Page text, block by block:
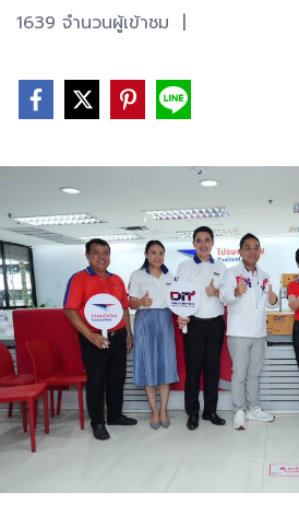
1639 จำนวนผู้เข้าชม |